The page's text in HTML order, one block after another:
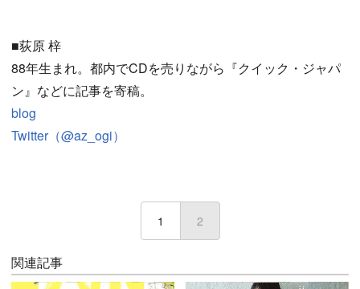
■荻原 梓
88年生まれ。都内でCDを売りながら『クイック・ジャパ
ン』などに記事を寄稿。
blog
Twitter（@az_ogi）
1 2
関連記事